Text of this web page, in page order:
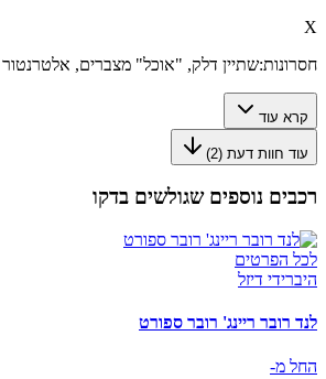
X
חסרונות:שתיין דלק, "אוכל" מצברים, אלטרנטור
קרא עוד
עוד חוות דעת (2
)
רכבים נוספים שגולשים בדקו
לכל הפרטים
היברידי דיזל
לנד רובר ריינג' רובר ספורט
החל מ-